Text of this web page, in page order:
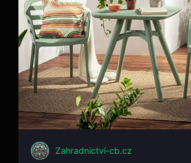
Zahradnictví-cb.cz